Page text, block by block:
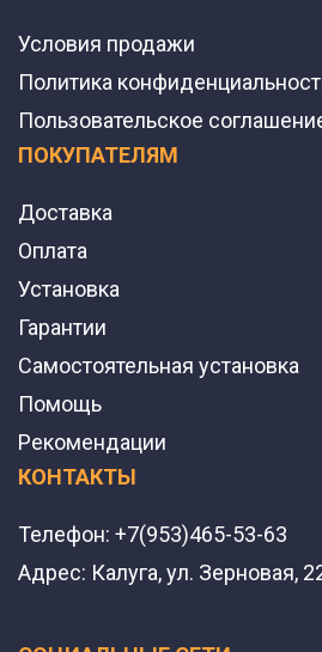
Условия продажи
Политика
Пользовательское
ПОКУПАТЕЛЯМ
Доставка
Оплата
Установка
Гарантии
Самостоятельная установка
Помощь
Рекомендации
КОНТАКТЫ
Телефон: +7(953)465-53-63
Адрес: Калуга, ул. Зерновая,